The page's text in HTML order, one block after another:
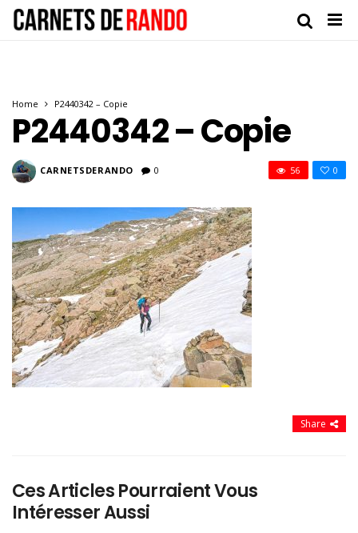
Home P2440342 – Copie
P2440342 – Copie
CARNETSDERANDO 0 0
56
Share
Ces Articles Pourraient Vous
Intéresser Aussi